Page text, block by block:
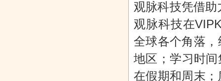
观脉科技凭借
观脉科技在
全球各个角落
地区；学习时
在假期和周末